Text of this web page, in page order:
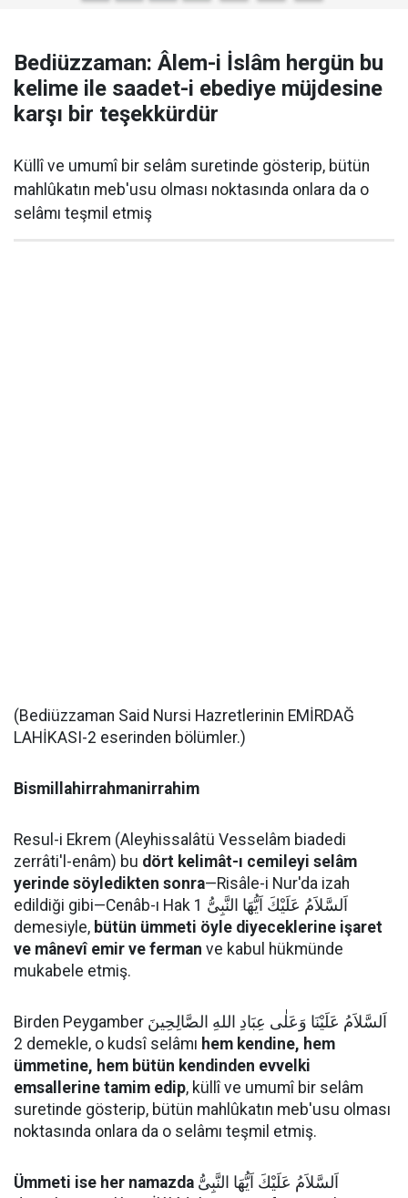
Bediüzzaman: Âlem-i İslâm hergün bu
kelime ile saadet-i ebediye müjdesine
karşı bir teşekkürdür
Küllî ve umumî bir selâm suretinde gösterip, bütün
mahlûkatın meb'usu olması noktasında onlara da o
selâmı teşmil etmiş
(Bediüzzaman Said Nursi Hazretlerinin EMİRDAĞ
LAHİKASI-2 eserinden bölümler.)
Bismillahirrahmanirrahim
Resul-i Ekrem (Aleyhissalâtü Vesselâm biadedi
zerrâti'l-enâm) bu dört kelimât-ı cemileyi selâm
yerinde söyledikten sonra—Risâle-i Nur'da izah
edildiği gibi—Cenâb-ı Hak اَلسَّلاَمُ عَلَيْكَ اَيُّهَا النَّبِىُّ 1
demesiyle, bütün ümmeti öyle diyeceklerine işaret
ve mânevî emir ve ferman ve kabul hükmünde
mukabele etmiş.
Birden Peygamber اَلسَّلاَمُ عَلَيْنَا وَعَلٰى عِبَادِ اللهِ الصَّالِحِينَ
2 demekle, o kudsî selâmı hem kendine, hem
ümmetine, hem bütün kendinden evvelki
emsallerine tamim edip, küllî ve umumî bir selâm
suretinde gösterip, bütün mahlûkatın meb'usu olması
noktasında onlara da o selâmı teşmil etmiş.
Ümmeti ise her namazda